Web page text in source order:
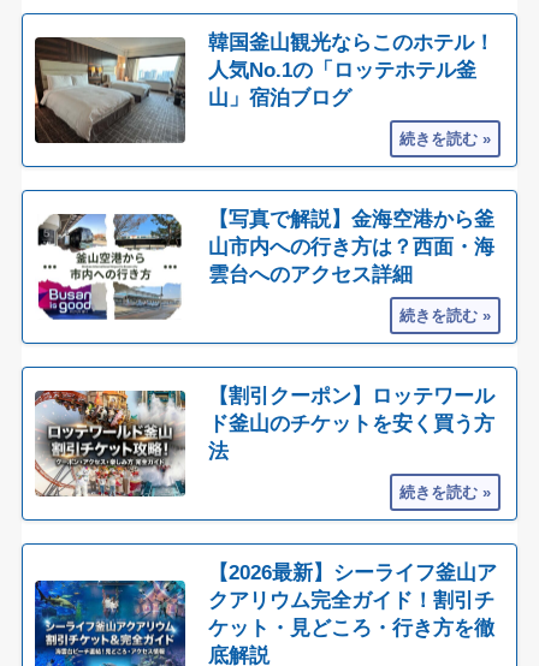
韓国釜山観光ならこのホテル！
人気No.1の「ロッテホテル釜
山」宿泊ブログ
【写真で解説】金海空港から釜
山市内への行き方は？西面・海
雲台へのアクセス詳細
【割引クーポン】ロッテワール
ド釜山のチケットを安く買う方
法
【2026最新】シーライフ釜山ア
クアリウム完全ガイド！割引チ
ケット・見どころ・行き方を徹
底解説